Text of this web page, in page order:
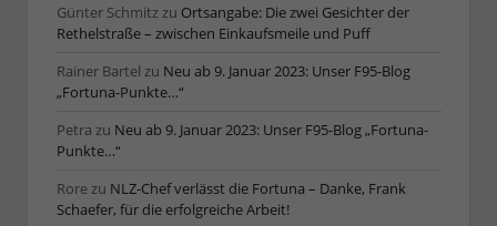
Günter Schmitzzu Ortsangabe: Die zwei Gesichter der
Rethelstraße – zwischen Einkaufsmeile und Puff
Rainer Bartel zu Neu ab 9. Januar 2023: Unser F95-Blog
„Fortuna-Punkte…“
Petra zu Neu ab 9. Januar 2023: Unser F95-Blog „Fortuna-
Punkte…“
Rorezu NLZ-Chef verlässt die Fortuna – Danke, Frank
Schaefer, für die erfolgreiche Arbeit!